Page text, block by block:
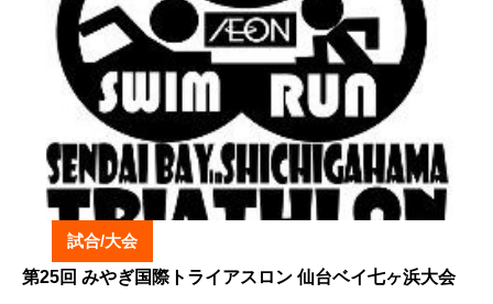
試合/大会
第25回 みやぎ国際トライアスロン 仙台ベイ七ヶ浜大会